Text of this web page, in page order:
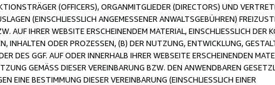
(OFFICERS), ORGANMITGLIEDER (DIRECTORS) UND
(EINSCHLIESSLICH ANGEMESSENER ANWALTSGEBÜHREN)
IHRER WEBSITE ERSCHEINENDEM MATERIAL, EINSCHLIESSLICH DER
INHALTEN ODER PROZESSEN, (B) DER NUTZUNG, ENTWICKLUNG,
DES GGF. AUF ODER INNERHALB IHRER WEBSEITE ERSCHEINENDEN
GEMÄSS DIESER VEREINBARUNG BZW. DEN ANWENDBAREN
EINE BESTIMMUNG DIESER VEREINBARUNG (EINSCHLIESSLICH EINER